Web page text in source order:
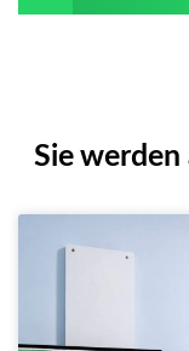
Sie